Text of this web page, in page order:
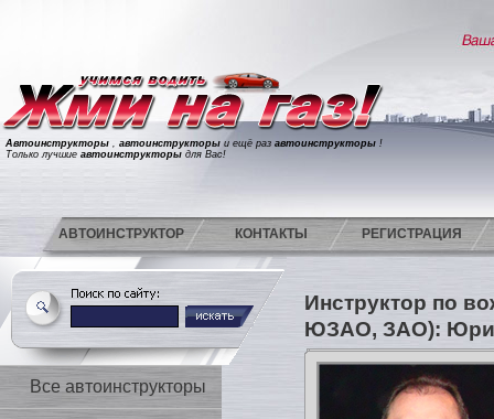
Автоинструкторы , автоинструкторы и ещё раз автоинструкторы !
Только лучшие автоинструкторы для Вас!
АВТОИНСТРУКТОР КОНТАКТЫ РЕГИСТРАЦИЯ
Все автоинструкторы
Инструктор по
ЮЗАО, ЗАО):